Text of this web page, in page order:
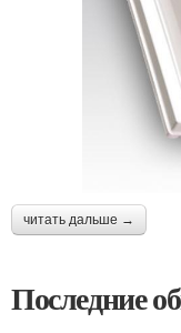
читать дальше →
Последние